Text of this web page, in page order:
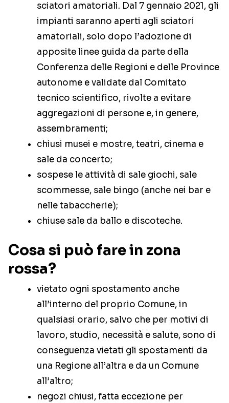
sciatori amatoriali. Dal 7 gennaio 2021, gli
impianti saranno aperti agli sciatori
amatoriali, solo dopo l’adozione di
apposite linee guida da parte della
Conferenza delle Regioni e delle Province
autonome e validate dal Comitato
tecnico scientifico, rivolte a evitare
aggregazioni di persone e, in genere,
assembramenti;
chiusi musei e mostre, teatri, cinema e
sale da concerto;
sospese le attività di sale giochi, sale
scommesse, sale bingo (anche nei bar e
nelle tabaccherie);
chiuse sale da ballo e discoteche.
Cosa si può fare in zona
rossa?
vietato ogni spostamento anche
all’interno del proprio Comune, in
qualsiasi orario, salvo che per motivi di
lavoro, studio, necessità e salute, sono di
conseguenza vietati gli spostamenti da
una Regione all’altra e da un Comune
all’altro;
negozi chiusi, fatta eccezione per